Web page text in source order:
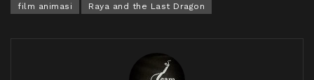
film animasi Raya and the Last Dragon